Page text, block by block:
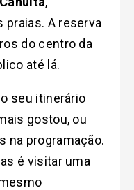
praias. A reserva
do centro da
até lá.
seu itinerário
gostou, ou
na programação.
é visitar uma